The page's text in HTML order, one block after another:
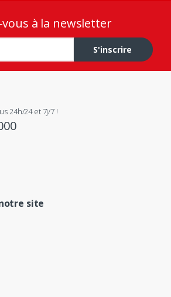
vous à la newsletter
S'inscrire
24h/24 et 7j/7 !
notre site